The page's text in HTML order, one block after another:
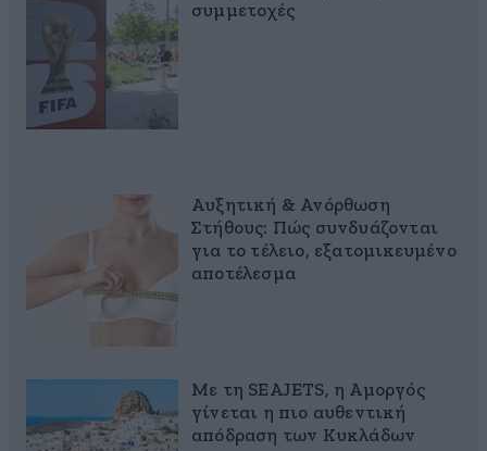
συμμετοχές
Αυξητική & Ανόρθωση
Στήθους: Πώς συνδυάζονται
για το τέλειο, εξατομικευμένο
αποτέλεσμα
Με τη SEAJETS, η Αμοργός
γίνεται η πιο αυθεντική
απόδραση των Κυκλάδων